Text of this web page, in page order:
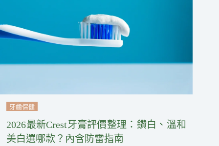
牙齒保健
2026最新Crest牙膏評價整理：鑽白、溫和
美白選哪款？內含防雷指南